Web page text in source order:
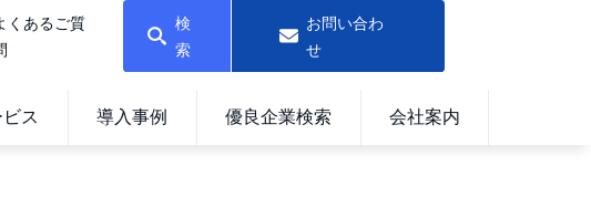
くあるご質
検
索
お問い合わ
せ
ス 導入事例 優良企業検索 会社案内